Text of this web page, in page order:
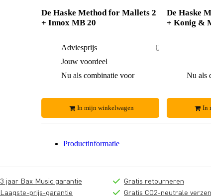
De Haske Method for Mallets 2
+ Innox MB 20
Adviesprijs
€ 37,20
Jouw voordeel
Nu als combinatie voor
In mijn winkelwagen
De Haske
+ Konig &
Nu als
In
Productinformatie
3 jaar Bax Music garantie
Laagste-prijs-garantie
Gratis retourneren
Gratis CO2-neutrale